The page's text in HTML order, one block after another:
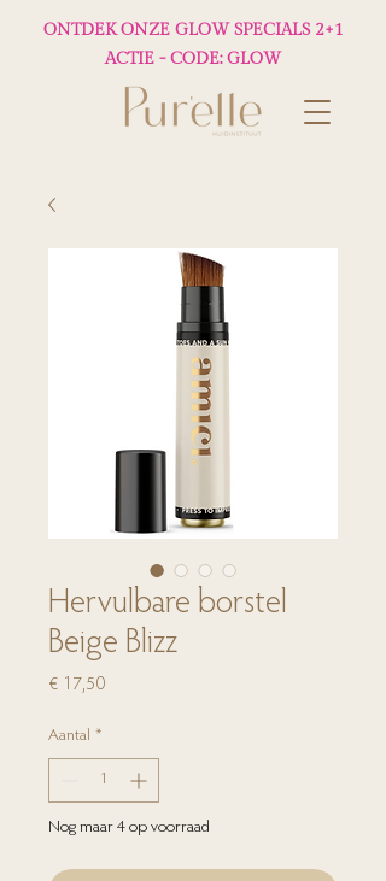
ONTDEK ONZE GLOW SPECIALS 2+1
ACTIE - CODE: GLOW
Hervulbare borstel
Beige Blizz
€ 17,50Prijs
Aantal *
Nog maar 4 op voorraad